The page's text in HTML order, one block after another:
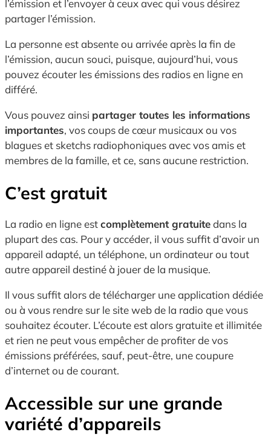
l’émission et l’envoyer à ceux avec qui vous désirez
partager l’émission.
La personne est absente ou arrivée après la fin de
l’émission, aucun souci, puisque, aujourd’hui, vous
pouvez écouter les émissions des radios en ligne en
différé.
Vous pouvez ainsi partager toutes les informations
importantes, vos coups de cœur musicaux ou vos
blagues et sketchs radiophoniques avec vos amis et
membres de la famille, et ce, sans aucune restriction.
C’est gratuit
La radio en ligne estcomplètement gratuitedans la
plupart des cas. Pour y accéder, il vous suffit d’avoir un
appareil adapté, un téléphone, un ordinateur ou tout
autre appareil destiné à jouer de la musique.
Il vous suffit alors de télécharger une application dédiée
ou à vous rendre sur le site web de la radio que vous
souhaitez écouter. L’écoute est alors gratuite et illimitée
et rien ne peut vous empêcher de profiter de vos
émissions préférées, sauf, peut-être, une coupure
d’internet ou de courant.
Accessible sur une grande
variété d’appareils